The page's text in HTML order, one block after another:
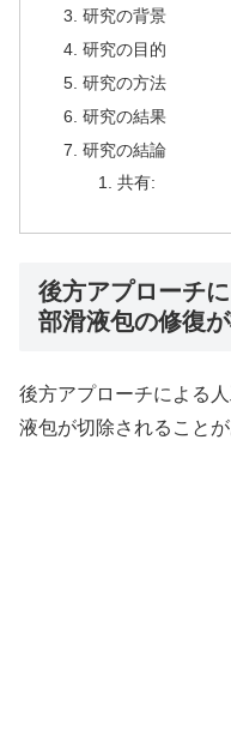
研究の背景
研究の目的
研究の方法
研究の結果
研究の結論
共有:
後方アプローチ
部滑液包の修復
後方アプローチによる
液包が切除されることが